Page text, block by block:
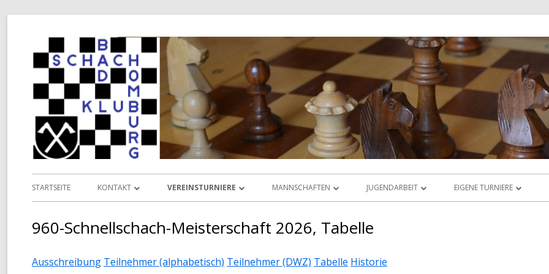
Primäres
STARTSEITE KONTAKT
TERMINKALENDER
VEREINSTURNIERE
SENIOREN-MEISTERSCHAFT
MANNSCHAFTEN JUGENDARBEIT
JUGEND-BLITZMEISTERSCHAFT
EIGENE TURNIERE
960-Schnellschach-Meisterschaft 2026, Tabelle
Ausschreibung Teilnehmer (alphabetisch) Teilnehmer (DWZ) Tabelle Historie